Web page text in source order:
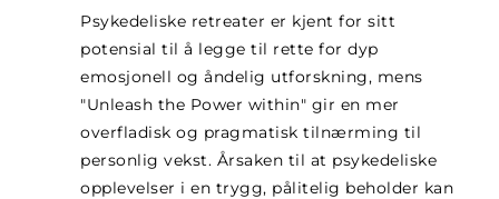
Psykedeliske retreater er kjent for sitt
potensial til å legge til rette for dyp
emosjonell og åndelig utforskning, mens
"Unleash the Power within" gir en mer
overfladisk og pragmatisk tilnærming til
personlig vekst. Årsaken til at psykedeliske
opplevelser i en trygg, pålitelig beholder kan